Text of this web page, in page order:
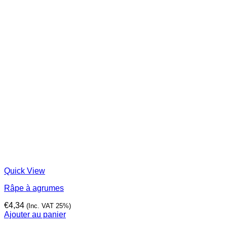
Quick View
Râpe à agrumes
€4,34 (Inc. VAT 25%)
Ajouter au panier